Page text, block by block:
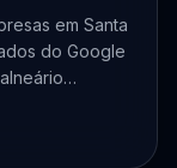
em Santa
do Google